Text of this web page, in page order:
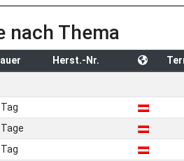
nach Thema
Herst.-Nr.